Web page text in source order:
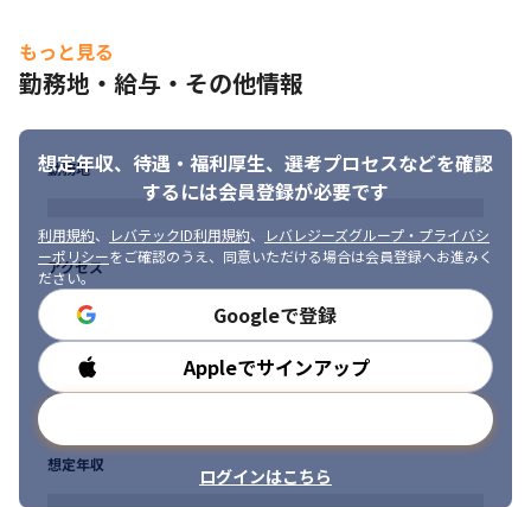
※1 2023年3月現在。PC、スマートフォンブラウザ/アプリ等で同
じユーザが閲覧している場合には重複カウント
私たちは市場や事業の変化に素早く対応できるシステムと、それ
を実現させる開発組織を作る事を責務としています。システムが
事業成長のボトルネックにならないよう、モノを作るだけでなく
作ったモノの健全性を保ち続けることやビジネス理解もそのため
の大事な手段の一つと考えています。サービス開発のように組織
の改善を行うべくFourKeysの計測とアクショナブルな指標への落
とし込みや、よりインパクトの大きな成果を出すべく、１プロジ
ェクト１チャレンジすること、人同士のつながりを大事にするこ
と、部署やプロダクトの垣根を超えていくことを大切にしに日々
の業務にあたっています。
＜マイクロサービス化チームのミッション＞
技術部マイクロサービス化チームは巨大なモノリシックサービス
における開発の辛さを解消し、少人数のチームが自律的に意思決
定しながら開発するためのシステム基盤を作る事をミッションと
しています。
もっと見る
勤務地・給与・その他情報
想定年収、待遇・福利厚生、 選考プロセスなどを確認
するには会員登録が必要です
利用規約、 レバテックID利用規約、
レバレジーズグループ・プライバシ
ーポリシーをご確認のうえ、同意いただける場合は会員登録へお進みく
ださい。
Googleで登録
Appleでサインアップ
ログインはこちら
勤務地
アクセス
勤務時間
想定年収